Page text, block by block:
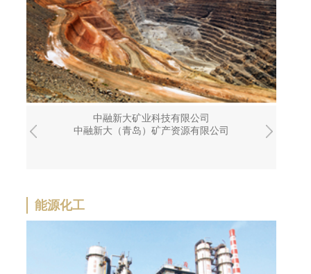
中融新大矿业科技有限公司
中融新大（青岛）矿产资源有限公司
能源化工